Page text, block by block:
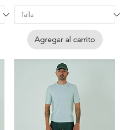
Agregar al carrito